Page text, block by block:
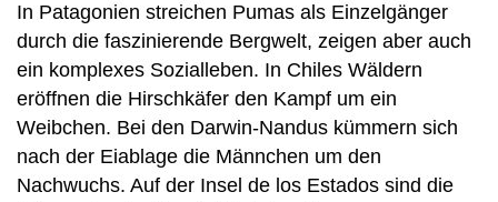
In Patagonien streichen Pumas als Einzelgänger
durch die faszinierende Bergwelt, zeigen aber auch
ein komplexes Sozialleben. In Chiles Wäldern
eröffnen die Hirschkäfer den Kampf um ein
Weibchen. Bei den Darwin-Nandus kümmern sich
nach der Eiablage die Männchen um den
Nachwuchs. Auf der Insel de los Estados sind die